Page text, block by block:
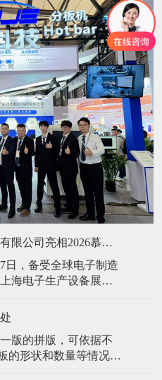
苏州祥杰智能科技有限公司亮相2026慕尼黑上海电子生产设备展，智启电子智造新征程
日，备受全球电子制造
海电子生产设备展
次展会汇聚了1156家
莅临参观，成为亚洲区
及产业协同合作的重
版的拼版，可依据不
的形状和数量等情况来